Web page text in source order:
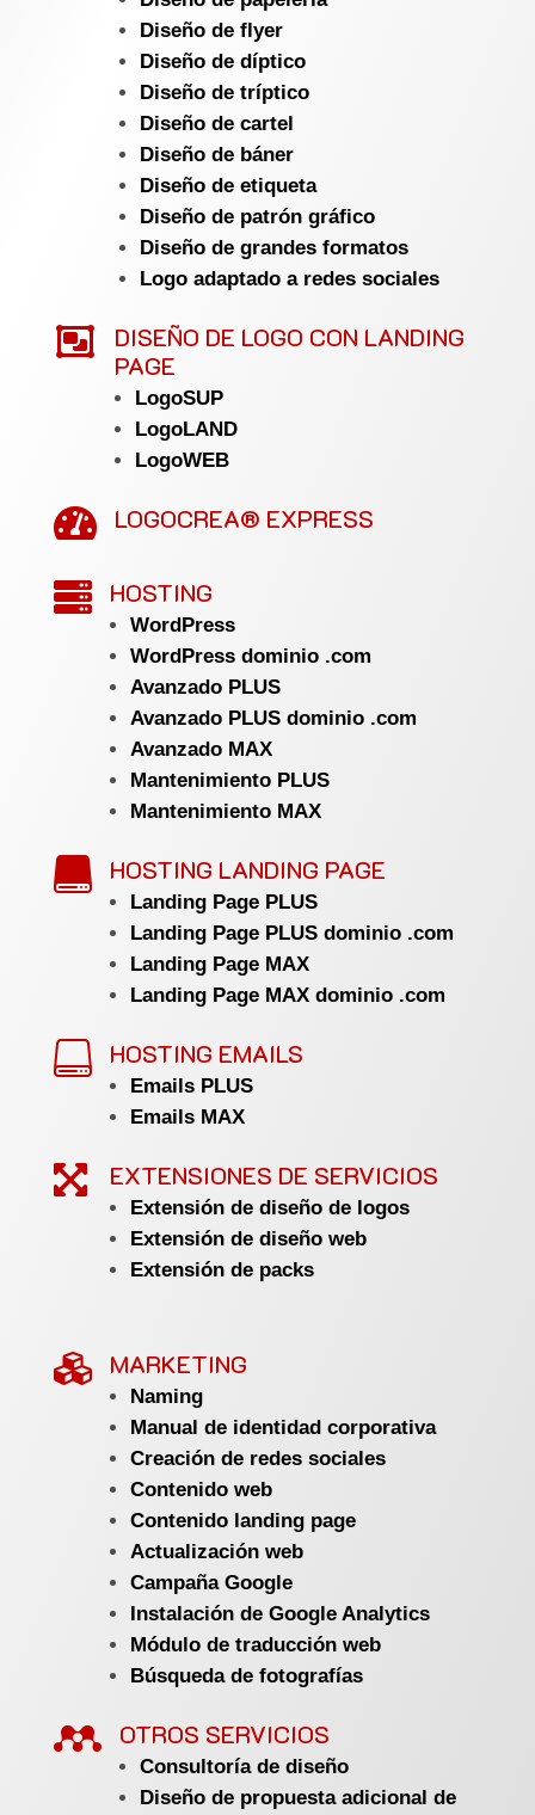
Diseño de flyer
Diseño de díptico
Diseño de tríptico
Diseño de cartel
Diseño de báner
Diseño de etiqueta
Diseño de patrón gráfico
Diseño de grandes formatos
Logo adaptado a redes sociales

DISEÑO DE LOGO CON LANDING
PAGE
LogoSUP
LogoLAND
LogoWEB
 LOGOCREA® EXPRESS
 HOSTING
WordPress
WordPress dominio .com
Avanzado PLUS
Avanzado PLUS dominio .com
Avanzado MAX
Mantenimiento PLUS
Mantenimiento MAX
 HOSTING LANDING PAGE
Landing Page PLUS
Landing Page PLUS dominio .com
Landing Page MAX
Landing Page MAX dominio .com
 HOSTING EMAILS
Emails PLUS
Emails MAX
 EXTENSIONES DE SERVICIOS
Extensión de diseño de logos
Extensión de diseño web
Extensión de packs
 MARKETING
Naming
Manual de identidad corporativa
Creación de redes sociales
Contenido web
Contenido landing page
Actualización web
Campaña Google
Instalación de Google Analytics
Módulo de traducción web
Búsqueda de fotografías
 OTROS SERVICIOS
Consultoría de diseño
Diseño de propuesta adicional de